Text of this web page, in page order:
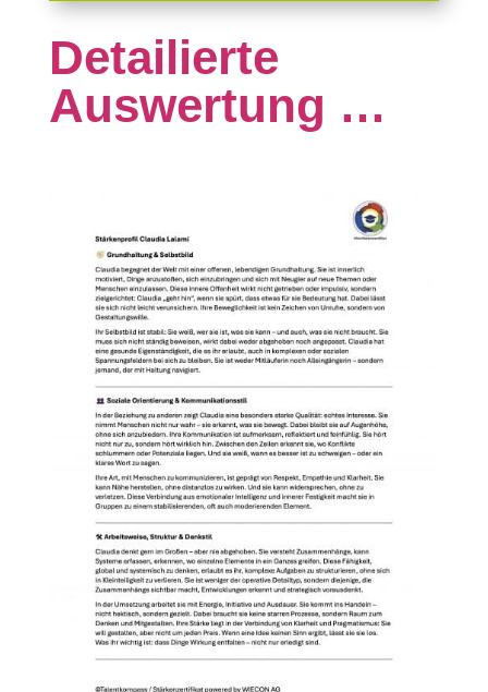
Detailierte
Auswertung …